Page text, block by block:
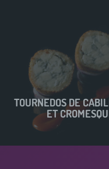
TOURNEDOS DE
ET